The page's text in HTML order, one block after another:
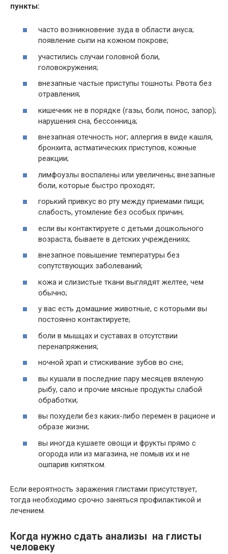
пункты:
часто возникновение зуда в области ануса;
появление сыпи на кожном покрове;
участились случаи головной боли,
головокружения;
внезапные частые приступы тошноты. Рвота без
отравления;
кишечник не в порядке (газы, боли, понос, запор);
нарушения сна, бессонница;
внезапная отечность ног; аллергия в виде кашля,
бронхита, астматических приступов, кожные
реакции;
лимфоузлы воспалены или увеличены; внезапные
боли, которые быстро проходят;
горький привкус во рту между приемами пищи;
слабость, утомление без особых причин;
если вы контактируете с детьми дошкольного
возраста, бываете в детских учреждениях;
внезапное повышение температуры без
сопутствующих заболеваний;
кожа и слизистые ткани выглядят желтее, чем
обычно;
у вас есть домашние животные, с которыми вы
постоянно контактируете;
боли в мышцах и суставах в отсутствии
перенапряжения;
ночной храп и стискивание зубов во сне;
вы кушали в последние пару месяцев вяленую
рыбу, сало и прочие мясные продукты слабой
обработки;
вы похудели без каких-либо перемен в рационе и
образе жизни;
вы иногда кушаете овощи и фрукты прямо с
огорода или из магазина, не помыв их и не
ошпарив кипятком.
Если вероятность заражения глистами присутствует,
тогда необходимо срочно заняться профилактикой и
лечением.
Когда нужно сдать анализы на глисты
человеку